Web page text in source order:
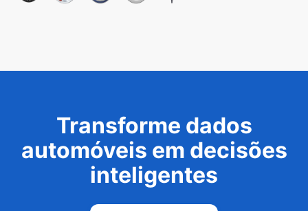
Transforme dados
automóveis em decisões
inteligentes